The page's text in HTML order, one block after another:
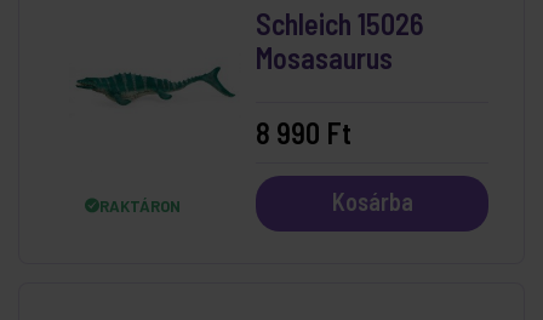
RAKTÁRON
Schleich 15026
Mosasaurus
8 990 Ft
Kosárba